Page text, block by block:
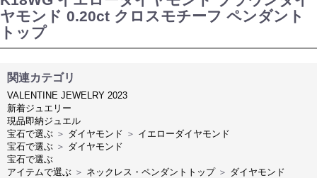
ヤモンド 0.20ct クロスモチーフ ペンダント
トップ
関連カテゴリ
VALENTINE JEWELRY 2023
新着ジュエリー
現品即納ジュエル
宝石で選ぶ ＞ ダイヤモンド ＞ イエローダイヤモンド
宝石で選ぶ ＞ ダイヤモンド
宝石で選ぶ
アイテムで選ぶ ＞ ネックレス・ペンダントトップ ＞ ダイヤモンド